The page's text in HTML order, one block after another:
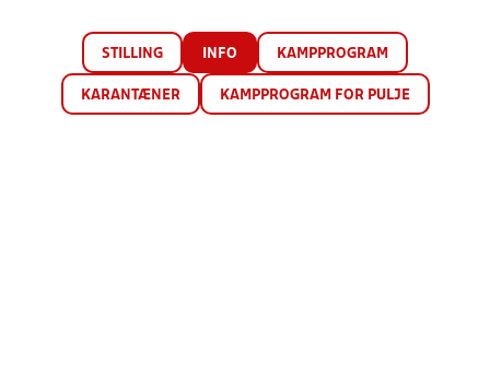
STILLING INFO KAMPPROGRAM
KARANTÆNER KAMPPROGRAM FOR PULJE